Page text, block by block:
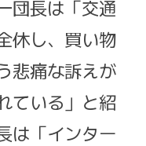
団長は「交通
休し、買い物
悲痛な訴えが
ている」と紹
は「インター